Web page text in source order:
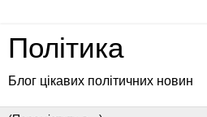
Політика
Блог цікавих політичних новин